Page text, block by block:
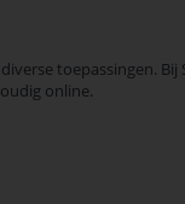
toepassingen.
online.